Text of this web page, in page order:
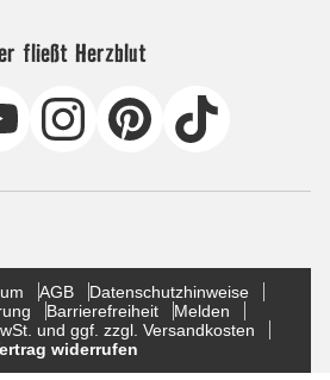
fließt Herzblut
AGB
Datenschutzhinweise
Barrierefreiheit
Melden
und ggf. zzgl. Versandkosten
widerrufen